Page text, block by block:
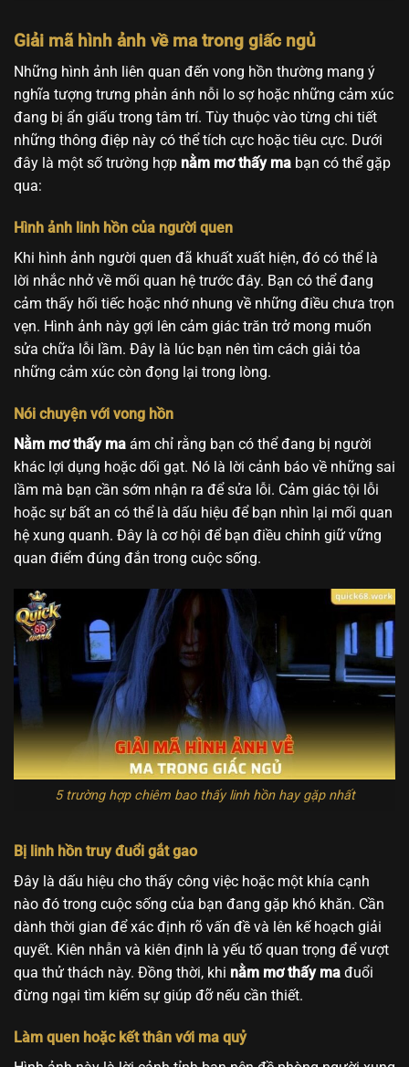
Giải mã hình ảnh về ma trong giấc ngủ
Những hình ảnh liên quan đến vong hồn thường mang ý
nghĩa tượng trưng phản ánh nỗi lo sợ hoặc những cảm xúc
đang bị ẩn giấu trong tâm trí. Tùy thuộc vào từng chi tiết
những thông điệp này có thể tích cực hoặc tiêu cực. Dưới
đây là một số trường hợp nằm mơ thấy ma bạn có thể gặp
qua:
Hình ảnh linh hồn của người quen
Khi hình ảnh người quen đã khuất xuất hiện, đó có thể là
lời nhắc nhở về mối quan hệ trước đây. Bạn có thể đang
cảm thấy hối tiếc hoặc nhớ nhung về những điều chưa trọn
vẹn. Hình ảnh này gợi lên cảm giác trăn trở mong muốn
sửa chữa lỗi lầm. Đây là lúc bạn nên tìm cách giải tỏa
những cảm xúc còn đọng lại trong lòng.
Nói chuyện với vong hồn
Nằm mơ thấy ma ám chỉ rằng bạn có thể đang bị người
khác lợi dụng hoặc dối gạt. Nó là lời cảnh báo về những sai
lầm mà bạn cần sớm nhận ra để sửa lỗi. Cảm giác tội lỗi
hoặc sự bất an có thể là dấu hiệu để bạn nhìn lại mối quan
hệ xung quanh. Đây là cơ hội để bạn điều chỉnh giữ vững
quan điểm đúng đắn trong cuộc sống.
5 trường hợp chiêm bao thấy linh hồn hay gặp nhất
Bị linh hồn truy đuổi gắt gao
Đây là dấu hiệu cho thấy công việc hoặc một khía cạnh
nào đó trong cuộc sống của bạn đang gặp khó khăn. Cần
dành thời gian để xác định rõ vấn đề và lên kế hoạch giải
quyết. Kiên nhẫn và kiên định là yếu tố quan trọng để vượt
qua thử thách này. Đồng thời, khi nằm mơ thấy ma đuổi
đừng ngại tìm kiếm sự giúp đỡ nếu cần thiết.
Làm quen hoặc kết thân với ma quỷ